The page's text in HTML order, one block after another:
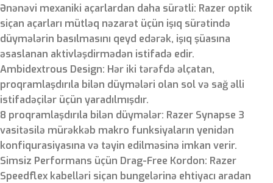
Ənənəvi mexaniki açarlardan daha sürətli: Razer optik
siçan açarları mütləq nəzarət üçün işıq sürətində
düymələrin basılmasını qeyd edərək, işıq şüasına
əsaslanan aktivləşdirmədən istifadə edir.
Ambidextrous Design: Hər iki tərəfdə əlçatan,
proqramlaşdırıla bilən düymələri olan sol və sağ əlli
istifadəçilər üçün yaradılmışdır.
8 proqramlaşdırıla bilən düymələr: Razer Synapse 3
vasitəsilə mürəkkəb makro funksiyaların yenidən
konfiqurasiyasına və təyin edilməsinə imkan verir.
Simsiz Performans üçün Drag-Free Kordon: Razer
Speedflex kabelləri siçan bungelərinə ehtiyacı aradan